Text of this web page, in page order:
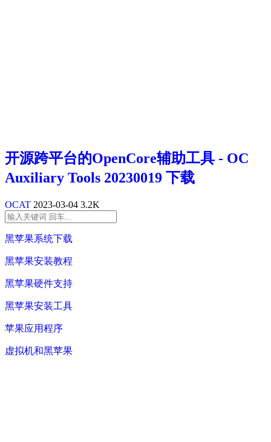
开源跨平台的OpenCore辅助工具 - OC
Auxiliary Tools 20230019 下载
OCAT 2023-03-04 3.2K
黑苹果系统下载
黑苹果安装教程
黑苹果硬件支持
黑苹果安装工具
苹果应用程序
虚拟机和黑苹果